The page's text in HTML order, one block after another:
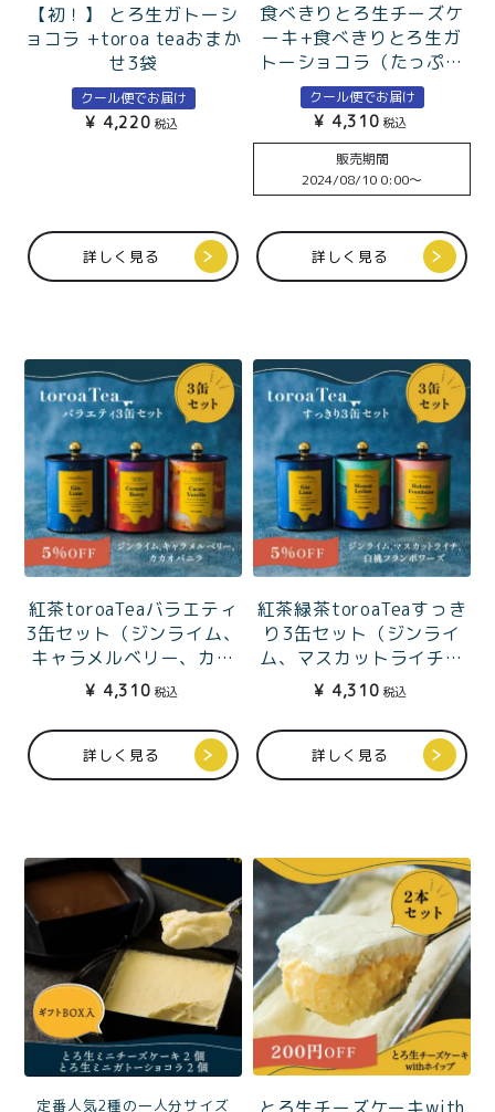
【初！】 とろ生ガトーシ
ョコラ +toroa teaおまか
せ3袋
クール便でお届け
¥ 4,220 税込
詳しく見る
食べきりとろ生チーズケ
ーキ+食べきりとろ生ガ
トーショコラ（たっぷり
1〜2人分）
クール便でお届け
¥ 4,310 税込
販売期間
2024/08/10 0:00〜
詳しく見る
紅茶toroaTeaバラエティ
3缶セット（ジンライム、
キャラメルベリー、カカ
オバニラ）
¥ 4,310 税込
詳しく見る
紅茶緑茶toroaTeaすっき
り3缶セット（ジンライ
ム、マスカットライチ、
白桃フランボワーズ）
¥ 4,310 税込
詳しく見る
定番人気2種の一人分サイズ